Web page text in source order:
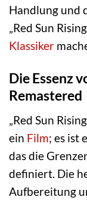
Handlung und
„Red Sun
Klassiker
Die Essenz
Remastered
„Red Sun
ein Film; es ist
das die
definiert. Die
Aufbereitung